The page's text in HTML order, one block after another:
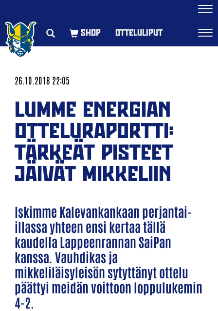
OTTELULIPUT
26.10.2018 22:05
LUMME ENERGIAN
OTTELURAPORTTI:
TÄRKEÄT PISTEET
JÄIVÄT MIKKELIIN
Iskimme Kalevankankaan perjantai-
illassa yhteen ensi kertaa tällä
kaudella Lappeenrannan SaiPan
kanssa. Vauhdikas ja
mikkeliläisyleisön sytyttänyt ottelu
päättyi meidän voittoon loppulukemin
4-2.